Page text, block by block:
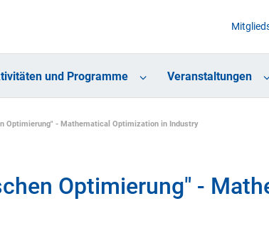
und Programme Veranstaltungen
Optimierung" - Mathematical Optimization in Industry
Optimierung" -